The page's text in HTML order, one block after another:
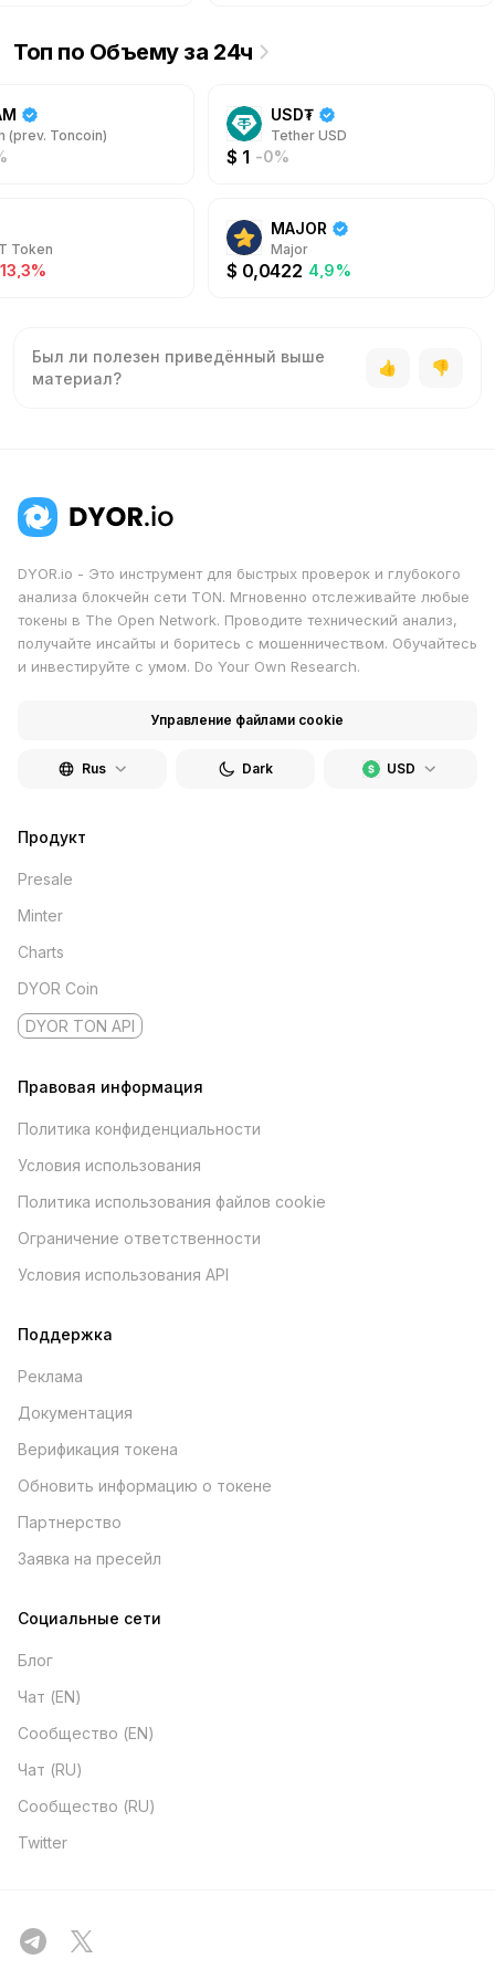
Топ по Объему за 24ч
(prev. Toncoin)
USD₮
Tether USD
$ 1 -0%
Token
MAJOR
Major
$ 0,0422 4,9%
Был ли полезен приведённый выше
материал?
DYOR.io - Это инструмент для быстрых проверок и глубокого
анализа блокчейн сети TON. Мгновенно отслеживайте любые
токены в The Open Network. Проводите технический анализ,
получайте инсайты и боритесь с мошенничеством. Обучайтесь
и инвестируйте с умом. Do Your Own Research.
Управление файлами cookie
Rus USD
Dark
Продукт
Presale
Minter
Charts
DYOR Coin
DYOR TON API
Правовая информация
Политика конфиденциальности
Условия использования
Политика использования файлов cookie
Ограничение ответственности
Условия использования API
Поддержка
Реклама
Документация
Верификация токена
Обновить информацию о токене
Партнерство
Заявка на пресейл
Социальные сети
Блог
Чат (EN)
Сообщество (EN)
Чат (RU)
Сообщество (RU)
Twitter